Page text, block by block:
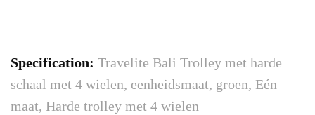
Specification: Travelite Bali Trolley met harde
schaal met 4 wielen, eenheidsmaat, groen, Eén
maat, Harde trolley met 4 wielen